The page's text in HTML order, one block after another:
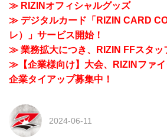
≫ RIZINオフィシャルグッズ
≫ デジタルカード「RIZIN CARD
レ）」サービス開始！
≫ 業務拡大につき、RIZIN FFスタッ
≫【企業様向け】大会、RIZINファ
企業タイアップ募集中！
2024-06-11